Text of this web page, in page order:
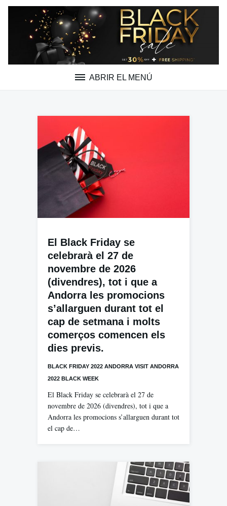
Saltar
ABRIR EL MENÚ
El Black Friday se
celebrarà el 27 de
novembre de 2026
(divendres), tot i que a
Andorra les promocions
s’allarguen durant tot el
cap de setmana i molts
comerços comencen els
dies previs.
BLACK FRIDAY 2022 ANDORRA VISIT ANDORRA
2022 BLACK WEEK
El Black Friday se celebrarà el 27 de
novembre de 2026 (divendres), tot i que a
Andorra les promocions s’allarguen durant tot
el cap de…